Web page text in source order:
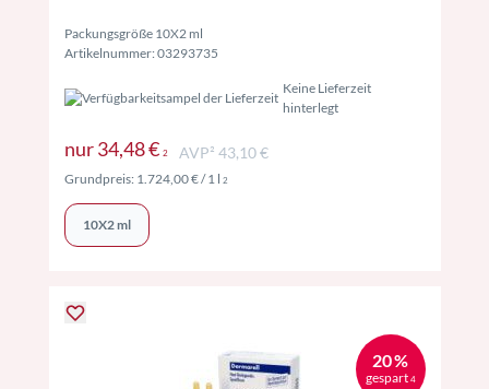
Packungsgröße 10X2 ml
Artikelnummer: 03293735
Keine Lieferzeit
hinterlegt
nur34,48 € 2Preise inkl. MwSt. ggf. zzgl. Versand
AVP² 43,10 €
Grundpreis: 1.724,00 €/ 1 l 2Preise inkl. MwSt. ggf. zzgl. Versand
10X2 ml
20 %
gespart 4